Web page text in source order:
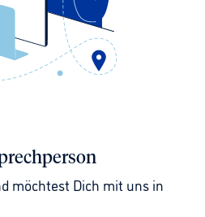
möchtest Dich mit uns in